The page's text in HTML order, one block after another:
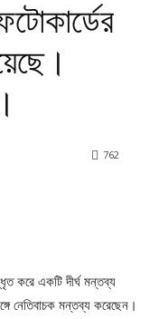
762
করে একটি দীর্ঘ মন্তব্য
নেতিবাচক মন্তব্য করেছেন।